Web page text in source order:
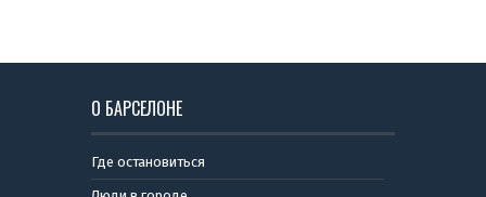
О БАРСЕЛОНЕ
Где остановиться